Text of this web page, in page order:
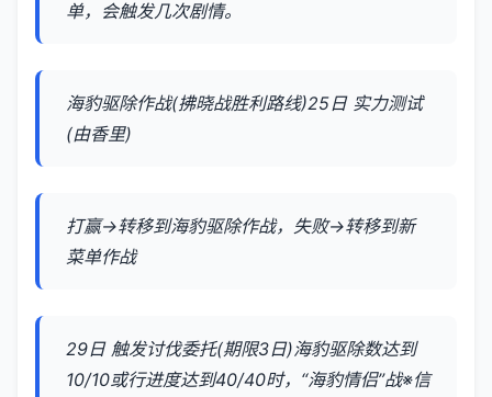
单，会触发几次剧情。
海豹驱除作战(拂晓战胜利路线)25日 实力测试
(由香里)
打赢→转移到海豹驱除作战，失败→转移到新
菜单作战
29日 触发讨伐委托(期限3日)海豹驱除数达到
10/10或行进度达到40/40时，“海豹情侣”战※信